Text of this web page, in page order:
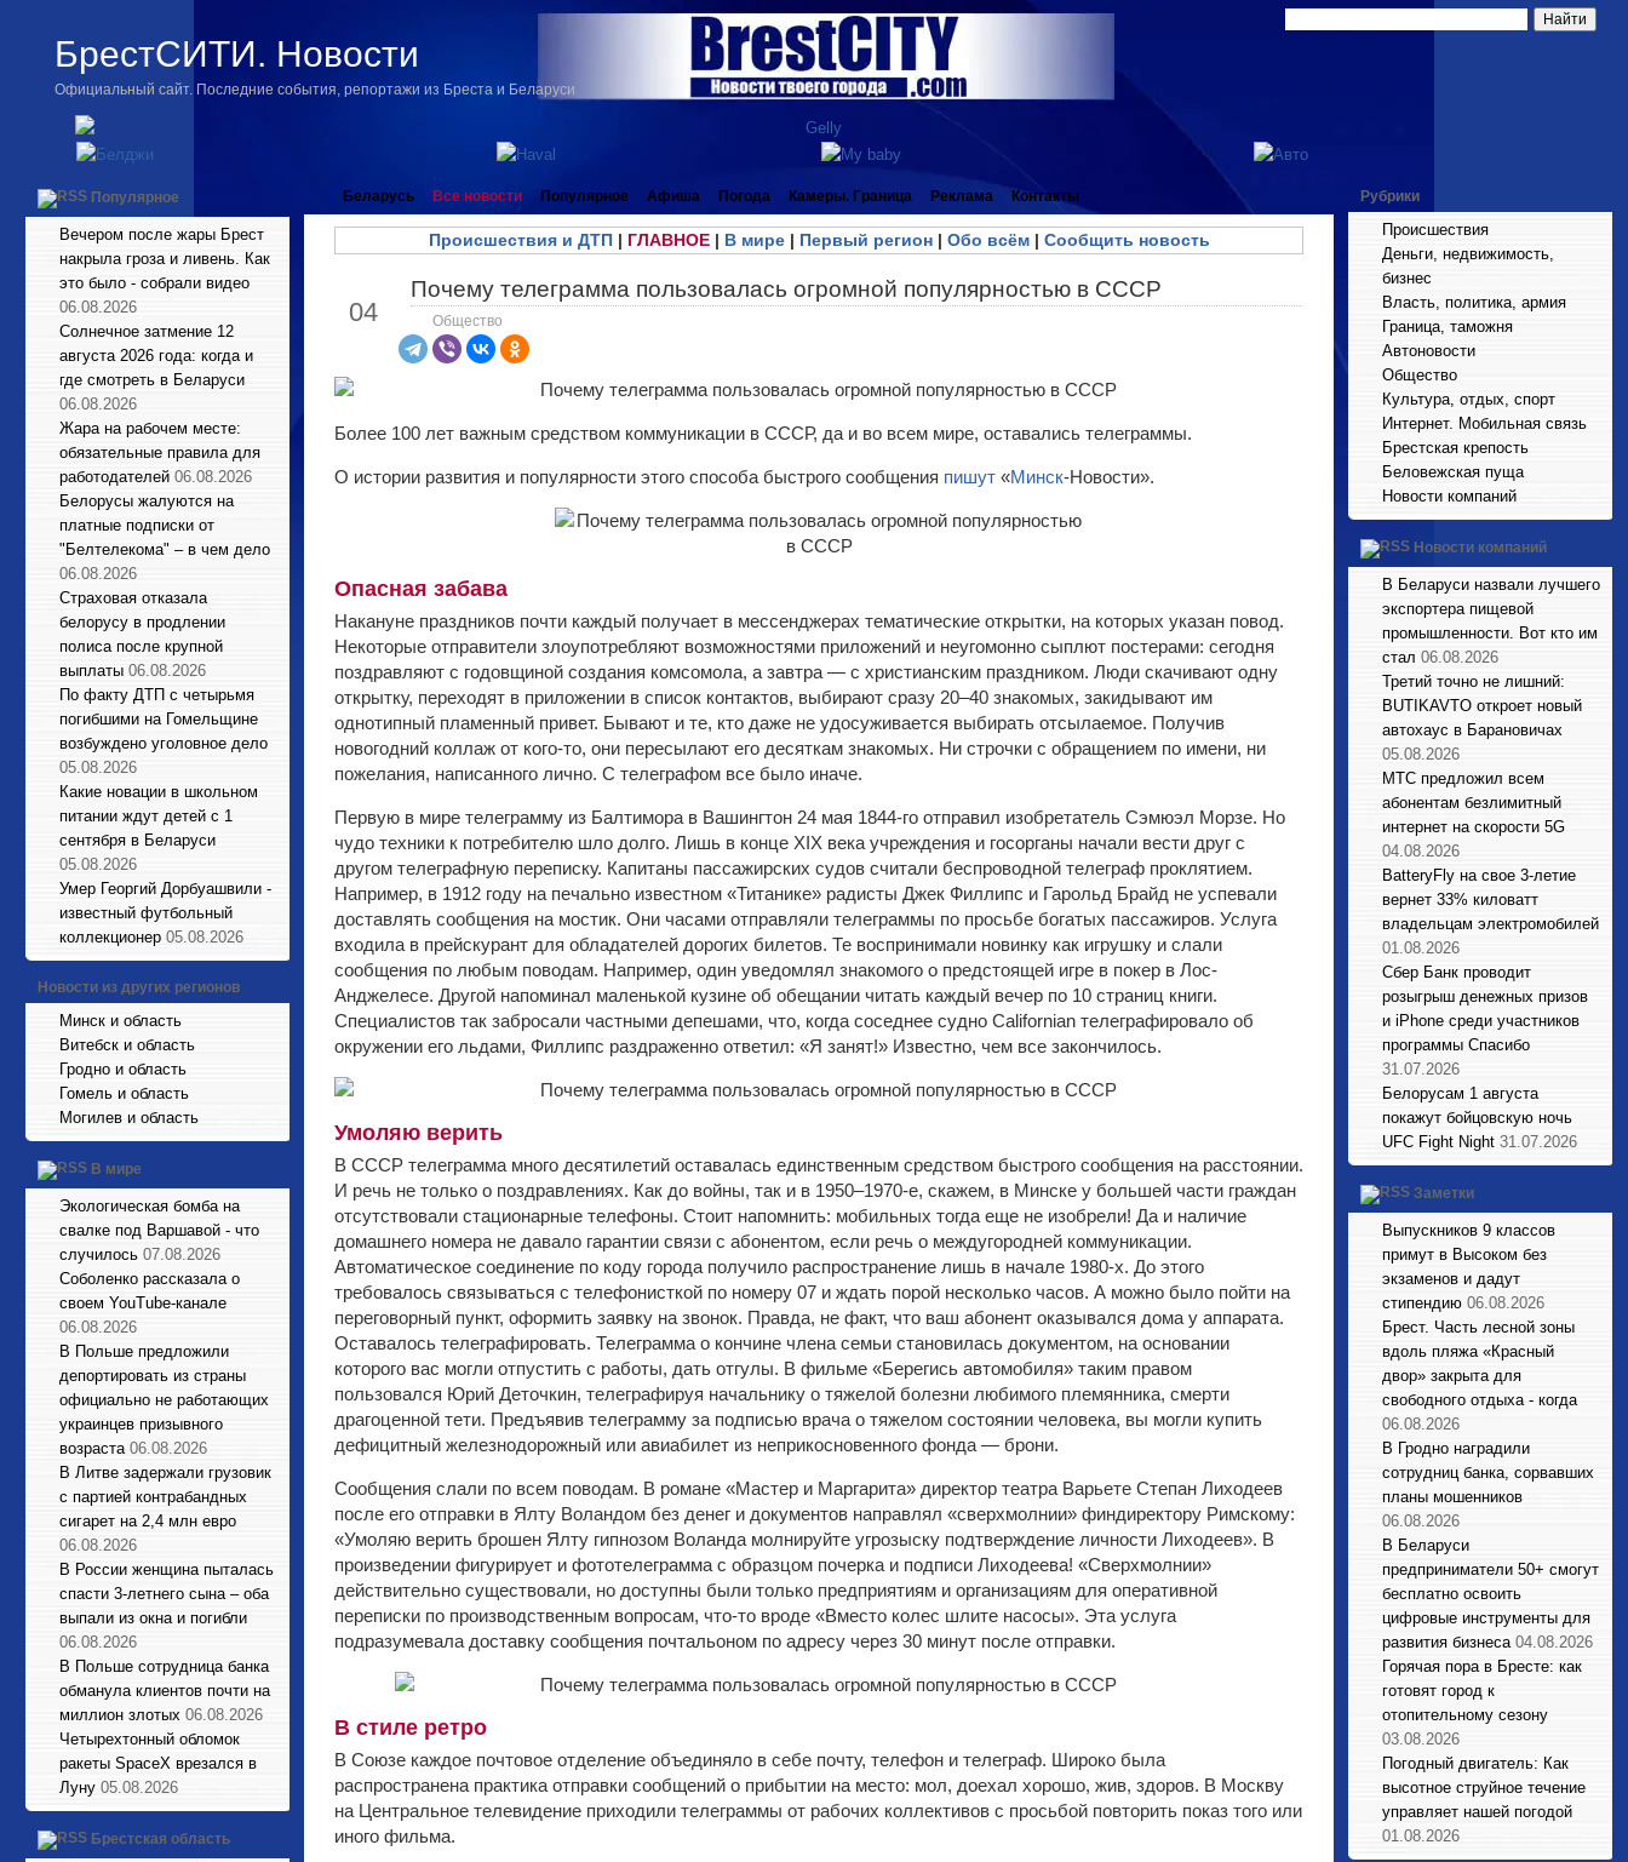
БрестСИТИ. Новости
Официальный сайт. Последние события, репортажи из Бреста и Беларуси
Популярное
Вечером после жары Брест
накрыла гроза и ливень. Как
это было - собрали видео
06.08.2026
Солнечное затмение 12
августа 2026 года: когда и
где смотреть в Беларуси
06.08.2026
Жара на рабочем месте:
обязательные правила для
работодателей 06.08.2026
Белорусы жалуются на
платные подписки от
"Белтелекома" – в чем дело
06.08.2026
Страховая отказала
белорусу в продлении
полиса после крупной
выплаты 06.08.2026
По факту ДТП с четырьмя
погибшими на Гомельщине
возбуждено уголовное дело
05.08.2026
Какие новации в школьном
питании ждут детей с 1
сентября в Беларуси
05.08.2026
Умер Георгий Дорбуашвили -
известный футбольный
коллекционер 05.08.2026
Новости из других регионов
Минск и область
Витебск и область
Гродно и область
Гомель и область
Могилев и область
В мире
Экологическая бомба на
свалке под Варшавой - что
случилось 07.08.2026
Соболенко рассказала о
своем YouTube-канале
06.08.2026
В Польше предложили
депортировать из страны
официально не работающих
украинцев призывного
возраста 06.08.2026
В Литве задержали грузовик
с партией контрабандных
сигарет на 2,4 млн евро
06.08.2026
В России женщина пыталась
спасти 3-летнего сына – оба
выпали из окна и погибли
06.08.2026
В Польше сотрудница банка
обманула клиентов почти на
миллион злотых 06.08.2026
Четырехтонный обломок
ракеты SpaceX врезался в
Луну 05.08.2026
Брестская область
Беларусь Все новости Популярное Афиша Погода Камеры. Граница Реклама Контакты
Происшествия и ДТП| ГЛАВНОЕ| В мире| Первый регион| Обо всём| Сообщить новость
04
Почему телеграмма пользовалась огромной популярностью в СССР
Общество
Более 100 лет важным средством коммуникации в СССР, да и во всем мире, оставались телеграммы.
О истории развития и популярности этого способа быстрого сообщения пишут «Минск-Новости».
Опасная забава
Накануне праздников почти каждый получает в мессенджерах тематические открытки, на которых указан повод.
Некоторые отправители злоупотребляют возможностями приложений и неугомонно сыплют постерами: сегодня
поздравляют с годовщиной создания комсомола, а завтра — с христианским праздником. Люди скачивают одну
открытку, переходят в приложении в список контактов, выбирают сразу 20–40 знакомых, закидывают им
однотипный пламенный привет. Бывают и те, кто даже не удосуживается выбирать отсылаемое. Получив
новогодний коллаж от кого-то, они пересылают его десяткам знакомых. Ни строчки с обращением по имени, ни
пожелания, написанного лично. С телеграфом все было иначе.
Первую в мире телеграмму из Балтимора в Вашингтон 24 мая 1844-го отправил изобретатель Сэмюэл Морзе. Но
чудо техники к потребителю шло долго. Лишь в конце XIX века учреждения и госорганы начали вести друг с
другом телеграфную переписку. Капитаны пассажирских судов считали беспроводной телеграф проклятием.
Например, в 1912 году на печально известном «Титанике» радисты Джек Филлипс и Гарольд Брайд не успевали
доставлять сообщения на мостик. Они часами отправляли телеграммы по просьбе богатых пассажиров. Услуга
входила в прейскурант для обладателей дорогих билетов. Те воспринимали новинку как игрушку и слали
сообщения по любым поводам. Например, один уведомлял знакомого о предстоящей игре в покер в Лос-
Анджелесе. Другой напоминал маленькой кузине об обещании читать каждый вечер по 10 страниц книги.
Специалистов так забросали частными депешами, что, когда соседнее судно Californian телеграфировало об
окружении его льдами, Филлипс раздраженно ответил: «Я занят!» Известно, чем все закончилось.
Умоляю верить
В СССР телеграмма много десятилетий оставалась единственным средством быстрого сообщения на расстоянии.
И речь не только о поздравлениях. Как до войны, так и в 1950–1970-е, скажем, в Минске у большей части граждан
отсутствовали стационарные телефоны. Стоит напомнить: мобильных тогда еще не изобрели! Да и наличие
домашнего номера не давало гарантии связи с абонентом, если речь о междугородней коммуникации.
Автоматическое соединение по коду города получило распространение лишь в начале 1980-х. До этого
требовалось связываться с телефонисткой по номеру 07 и ждать порой несколько часов. А можно было пойти на
переговорный пункт, оформить заявку на звонок. Правда, не факт, что ваш абонент оказывался дома у аппарата.
Оставалось телеграфировать. Телеграмма о кончине члена семьи становилась документом, на основании
которого вас могли отпустить с работы, дать отгулы. В фильме «Берегись автомобиля» таким правом
пользовался Юрий Деточкин, телеграфируя начальнику о тяжелой болезни любимого племянника, смерти
драгоценной тети. Предъявив телеграмму за подписью врача о тяжелом состоянии человека, вы могли купить
дефицитный железнодорожный или авиабилет из неприкосновенного фонда — брони.
Сообщения слали по всем поводам. В романе «Мастер и Маргарита» директор театра Варьете Степан Лиходеев
после его отправки в Ялту Воландом без денег и документов направлял «сверхмолнии» финдиректору Римскому:
«Умоляю верить брошен Ялту гипнозом Воланда молнируйте угрозыску подтверждение личности Лиходеев». В
произведении фигурирует и фототелеграмма с образцом почерка и подписи Лиходеева! «Сверхмолнии»
действительно существовали, но доступны были только предприятиям и организациям для оперативной
переписки по производственным вопросам, что-то вроде «Вместо колес шлите насосы». Эта услуга
подразумевала доставку сообщения почтальоном по адресу через 30 минут после отправки.
В стиле ретро
В Союзе каждое почтовое отделение объединяло в себе почту, телефон и телеграф. Широко была
распространена практика отправки сообщений о прибытии на место: мол, доехал хорошо, жив, здоров. В Москву
на Центральное телевидение приходили телеграммы от рабочих коллективов с просьбой повторить показ того или
иного фильма.
Рубрики
Происшествия
Деньги, недвижимость,
бизнес
Власть, политика, армия
Граница, таможня
Автоновости
Общество
Культура, отдых, спорт
Интернет. Мобильная связь
Брестская крепость
Беловежская пуща
Новости компаний
Новости компаний
В Беларуси назвали лучшего
экспортера пищевой
промышленности. Вот кто им
стал 06.08.2026
Третий точно не лишний:
BUTIKAVTO откроет новый
автохаус в Барановичах
05.08.2026
МТС предложил всем
абонентам безлимитный
интернет на скорости 5G
04.08.2026
BatteryFly на свое 3-летие
вернет 33% киловатт
владельцам электромобилей
01.08.2026
Сбер Банк проводит
розыгрыш денежных призов
и iPhone среди участников
программы Спасибо
31.07.2026
Белорусам 1 августа
покажут бойцовскую ночь
UFC Fight Night 31.07.2026
Заметки
Выпускников 9 классов
примут в Высоком без
экзаменов и дадут
стипендию 06.08.2026
Брест. Часть лесной зоны
вдоль пляжа «Красный
двор» закрыта для
свободного отдыха - когда
06.08.2026
В Гродно наградили
сотрудниц банка, сорвавших
планы мошенников
06.08.2026
В Беларуси
предприниматели 50+ смогут
бесплатно освоить
цифровые инструменты для
развития бизнеса 04.08.2026
Горячая пора в Бресте: как
готовят город к
отопительному сезону
03.08.2026
Погодный двигатель: Как
высотное струйное течение
управляет нашей погодой
01.08.2026